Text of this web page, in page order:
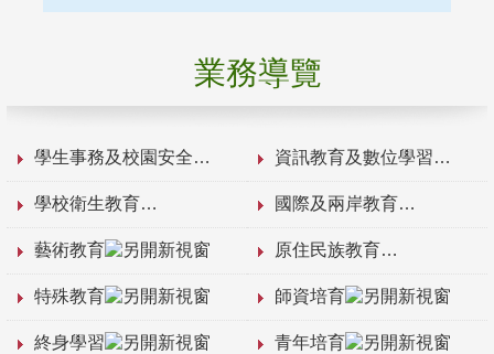
業務導覽
學生事務及校園安全 資訊教育及數位學習
學校衛生教育 國際及兩岸教育
藝術教育 原住民族教育
特殊教育 師資培育
終身學習 青年培育